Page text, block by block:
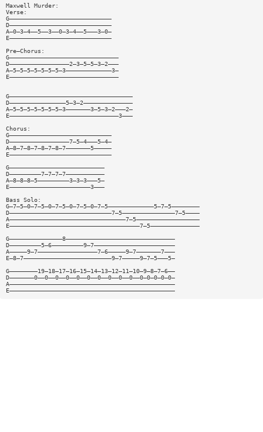
Maxwell Murder:
Verse:
G—————————————————————————————
D—————————————————————————————
A—0—3—4——5——3——0—3—4——5———3—0—
E—————————————————————————————
Pre—Chorus:
G———————————————————————————————
D—————————————————2—3—5—5—3—2———
A—5—5—5—5—5—5—5—3—————————————3—
E———————————————————————————————
G———————————————————————————————————
D————————————————5—3—2——————————————
A—5—5—5—5—5—5—5—3———————3—5—3—2———2—
E———————————————————————————————3———
Chorus:
G—————————————————————————————
D—————————————————7—5—4———5—4—
A—8—7—8—7—8—7—8—7———————5—————
E—————————————————————————————
G———————————————————————————
D—————————7—7—7—7———————————
A—8—8—8—5—————————3—3—3———5—
E———————————————————————3———
Bass Solo:
G—7—5—0—7—5—0—7—5—0—7—5—0—7—5—————————————5—7—5————————
D—————————————————————————————7—5———————————————7—5————
A—————————————————————————————————7—5——————————————————
E—————————————————————————————————————7—5——————————————
G———————————————8———————————————————————————————
D—————————5—6—————————9—7———————————————————————
A—————9—7—————————————————7—6—————9—7———————7———
E—8—7—————————————————————————9—7—————9—7—5———5—
G————————19—18—17—16—15—14—13—12—11—10—9—8—7—6——
D———————0——0——0——0——0——0——0——0——0——0——0—0—0—0—0—
A———————————————————————————————————————————————
E———————————————————————————————————————————————